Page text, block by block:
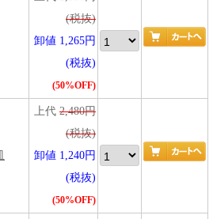
(税抜)
卸値 1,265円
(税抜)
(50%OFF)
上代 2,480円
(税抜)
卸値 1,240円
(税抜)
(50%OFF)